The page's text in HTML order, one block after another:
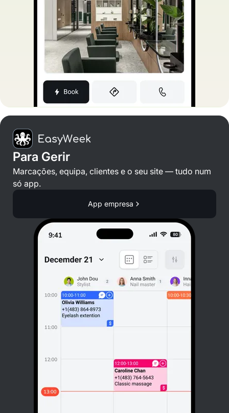
Para Gerir
Marcações, equipa, clientes e o seu site — tudo num
só app.
App empresa